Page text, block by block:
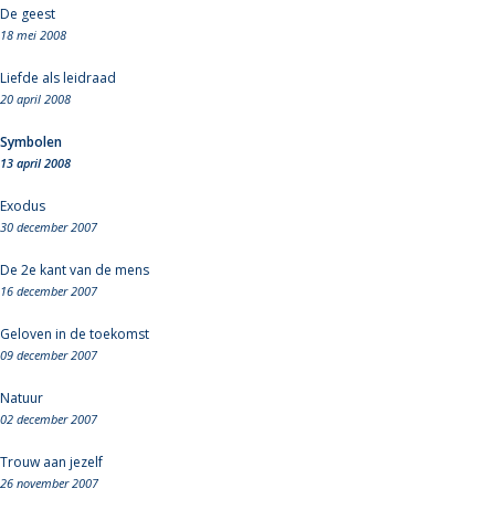
De geest
18 mei 2008
Liefde als leidraad
20 april 2008
Symbolen
13 april 2008
Exodus
30 december 2007
De 2e kant van de mens
16 december 2007
Geloven in de toekomst
09 december 2007
Natuur
02 december 2007
Trouw aan jezelf
26 november 2007